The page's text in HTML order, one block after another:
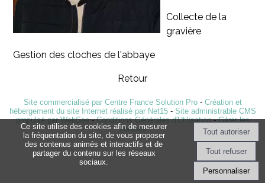
Collecte de la
gravière
Gestion des cloches de l'abbaye
Retour
Site commercialisé par Centre France Solution Pro- Création et
hébergement du site Internet réalisé par Net15- Site administrable CMS
propulsé par WebSee-Conditions Générales d'Utilisation-Gérer les
cookies
Ce site utilise des cookies afin de mesurer
la fréquentation du site, de vous proposer
des contenus animés et interactifs et de
partager du contenu sur les réseaux
sociaux.
Personnaliser